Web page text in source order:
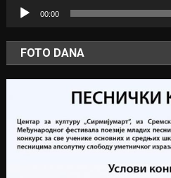
00:00
FOTO DANA